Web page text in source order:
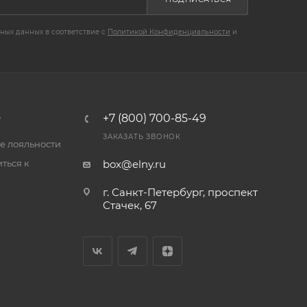
данных в соответствие с Политикой Конфиденциальности и
лояльности
к
+7 (800) 700-85-49
ЗАКАЗАТЬ ЗВОНОК
box@elny.ru
г. Санкт-Петербург, проспект
Стачек, 67